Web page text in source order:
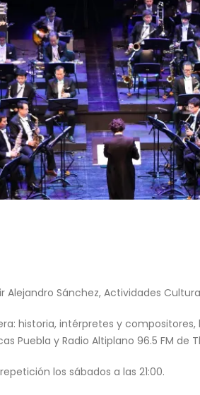
Sánchez, Actividades
historia, intérpretes y
Puebla y Radio Altiplano 96.5 FM de
los sábados a las 21:00.